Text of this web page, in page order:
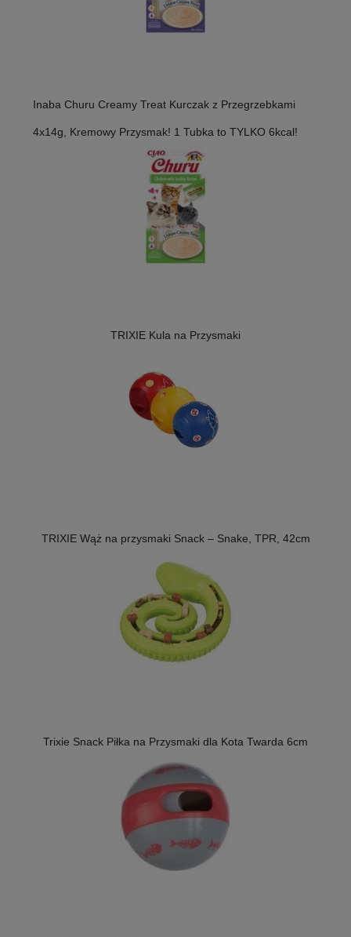
Inaba Churu Creamy Treat Kurczak z Przegrzebkami
4x14g, Kremowy Przysmak! 1 Tubka to TYLKO 6kcal!
TRIXIE Kula na Przysmaki
TRIXIE Wąż na przysmaki Snack – Snake, TPR, 42cm
Trixie Snack Piłka na Przysmaki dla Kota Twarda 6cm